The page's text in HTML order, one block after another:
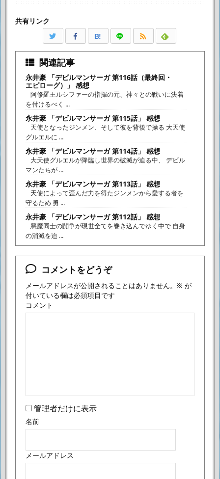
共有リンク
B!
関連記事
永井豪 「デビルマンサーガ 第116話（最終回・
エピローグ）」 感想
阿修羅王ルシファーの指揮の元、神々との戦いに決着
を付けるべく ...
永井豪 「デビルマンサーガ 第115話」 感想
天使となったジンメン、そして彼を背後で操る 大天使
グルエルに ...
永井豪 「デビルマンサーガ 第114話」 感想
大天使グルエルが降臨し世界の破滅が迫る中、 デビル
マンたちが ...
永井豪 「デビルマンサーガ 第113話」 感想
天使によって歪んだ力を得たジンメンから愛する者を
守るため 勇 ...
永井豪 「デビルマンサーガ 第112話」 感想
悪魔同士の闘争が現世全てを巻き込んでゆく中で 自身
の消滅を迫 ...
コメントをどうぞ
メールアドレスが公開されることはありません。 ※ が
付いている欄は必須項目です
コメント
管理者だけに表示
名前
メールアドレス